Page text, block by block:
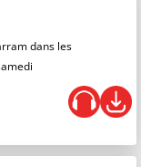
dans les